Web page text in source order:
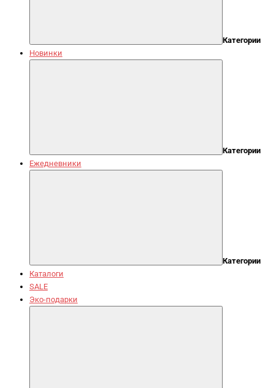
Категории
Новинки
Категории
Ежедневники
Категории
Каталоги
SALE
Эко-подарки